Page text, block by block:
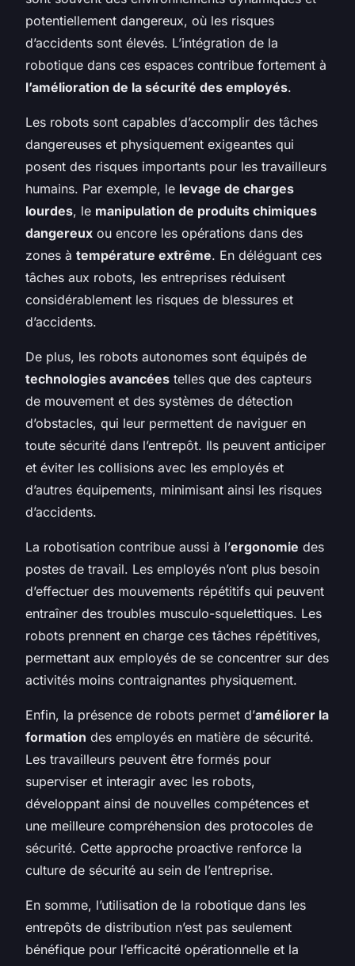
potentiellement dangereux, où les risques
d’accidents sont élevés. L’intégration de la
robotique dans ces espaces contribue fortement à
l’amélioration de la sécurité des employés.
Les robots sont capables d’accomplir des tâches
dangereuses et physiquement exigeantes qui
posent des risques importants pour les travailleurs
humains. Par exemple, le levage de charges
lourdes, le manipulation de produits chimiques
dangereux ou encore les opérations dans des
zones à température extrême. En déléguant ces
tâches aux robots, les entreprises réduisent
considérablement les risques de blessures et
d’accidents.
De plus, les robots autonomes sont équipés de
technologies avancées telles que des capteurs
de mouvement et des systèmes de détection
d’obstacles, qui leur permettent de naviguer en
toute sécurité dans l’entrepôt. Ils peuvent anticiper
et éviter les collisions avec les employés et
d’autres équipements, minimisant ainsi les risques
d’accidents.
La robotisation contribue aussi à l’ergonomie des
postes de travail. Les employés n’ont plus besoin
d’effectuer des mouvements répétitifs qui peuvent
entraîner des troubles musculo-squelettiques. Les
robots prennent en charge ces tâches répétitives,
permettant aux employés de se concentrer sur des
activités moins contraignantes physiquement.
Enfin, la présence de robots permet d’améliorer la
formation des employés en matière de sécurité.
Les travailleurs peuvent être formés pour
superviser et interagir avec les robots,
développant ainsi de nouvelles compétences et
une meilleure compréhension des protocoles de
sécurité. Cette approche proactive renforce la
culture de sécurité au sein de l’entreprise.
En somme, l’utilisation de la robotique dans les
entrepôts de distribution n’est pas seulement
bénéfique pour l’efficacité opérationnelle et la